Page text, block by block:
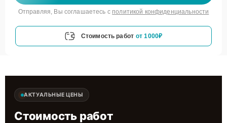
Отправляя, Вы соглашаетесь с политикой конфиденциальности
Стоимость работ от 1000₽
АКТУАЛЬНЫЕ ЦЕНЫ
Стоимость работ